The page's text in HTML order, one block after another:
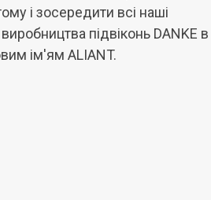
і зосередити всі наші
підвіконь DANKE в
ім'ям ALIANT.